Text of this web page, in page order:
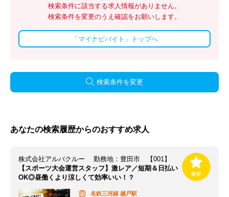
検索条件に該当する求人情報がありません。
検索条件を変更のうえ確認をお願いします。
「マイナビバイト」トップへ
検索条件を変更
あなたの検索履歴からのおすすめ求人
株式会社アルバクルー 勤務地：豊田市 【001】
【スポーツ大会運営スタッフ】激レア／短期＆日払い
OK◎昼働くより涼しくて効率いい！？
名鉄三河線 越戸駅